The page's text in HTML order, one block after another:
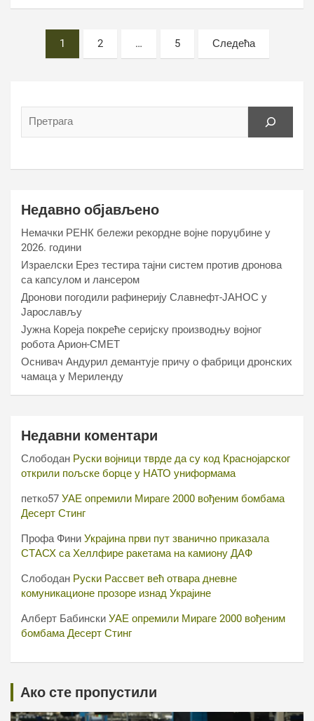
пагинатион
1 2 … 5 Следећа
Недавно објављено
Немачки РЕНК бележи рекордне војне поруџбине у
2026. години
Израелски Ерез тестира тајни систем против дронова
са капсулом и лансером
Дронови погодили рафинерију Славнефт-ЈАНОС у
Јарослављу
Јужна Кореја покреће серијску производњу војног
робота Арион-СМЕТ
Оснивач Андурил демантује причу о фабрици дронских
чамаца у Мериленду
Недавни коментари
Слободан Руски војници тврде да су код Краснојарског
открили пољске борце у НАТО униформама
петко57 УАЕ опремили Мираге 2000 вођеним бомбама
Десерт Стинг
Профа Фини Украјина први пут званично приказала
СТАСХ са Хеллфире ракетама на камиону ДАФ
Слободан Руски Рассвет већ отвара дневне
комуникационе прозоре изнад Украјине
Алберт Бабински УАЕ опремили Мираге 2000 вођеним
бомбама Десерт Стинг
Ако сте пропустили